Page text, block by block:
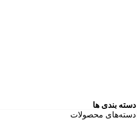
دسته بندی ها
دسته‌های محصولات